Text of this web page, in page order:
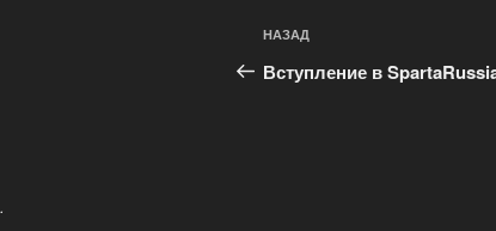
Навигация
по
Предыдущая
запись:
НАЗАД
Вступление в
.